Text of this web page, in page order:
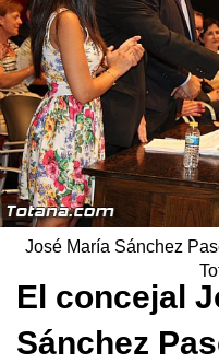
El concejal
Sánchez
José María Sánchez